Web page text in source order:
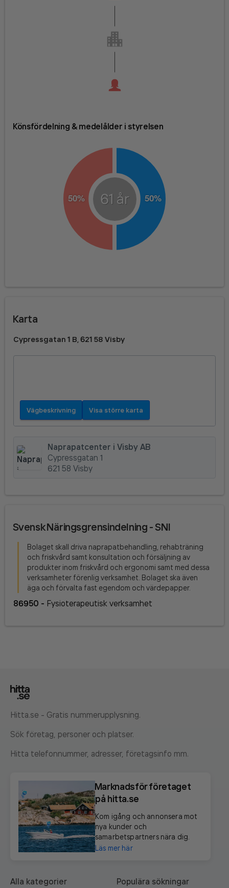
Könsfördelning & medelålder i styrelsen
61 år
Karta
Cypressgatan 1 B, 621 58 Visby
Vägbeskrivning Visa större karta
Naprapatcenter i Visby AB
Cypressgatan 1
621 58 Visby
Svensk Näringsgrensindelning - SNI
Bolaget skall driva naprapatbehandling, rehabträning
och friskvård samt konsultation och försäljning av
produkter inom friskvård och ergonomi samt med dessa
verksamheter förenlig verksamhet. Bolaget ska även
äga och förvalta fast egendom och värdepapper.
86950 - Fysioterapeutisk verksamhet
Hitta.se - Gratis nummerupplysning.
Sök företag, personer och platser.
Hitta telefonnummer, adresser, företagsinfo mm.
Marknadsför företaget
på hitta.se
Kom igång och annonsera mot
nya kunder och
samarbetspartners nära dig.
Läs mer här
Alla kategorier Populära sökningar